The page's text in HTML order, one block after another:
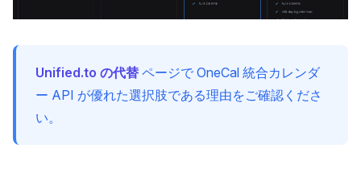
Unified.to の代替 ページで OneCal 統合カレンダ
ー API が優れた選択肢である理由をご確認くださ
い。